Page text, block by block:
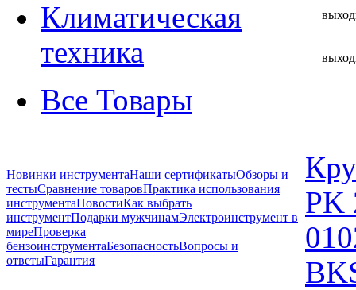
Климатическая
техника
Все Товары
Новинки инструментаНаши сертификатыОбзоры и
тестыСравнение товаровПрактика использования
инструментаНовостиКак выбрать
инструментПодарки мужчинамЭлектроинструмент в
миреПроверка
бензоинструментаБезопасностьВопросы и
ответыГарантия
PK